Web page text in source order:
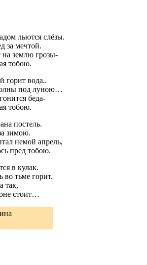
льются слёзы.
за мечтой.
на землю грозы-
тобою.
горит вода..
под луною…
беда-
тобою.
постель.
зимою.
немой апрель,
пред тобою.
в кулак.
во тьме горит.
так,
стоит…